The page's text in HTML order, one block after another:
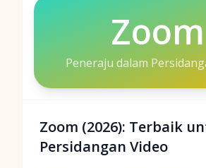
Zoom
Peneraju dalam
Zoom (2026): Terbaik
Persidangan Video